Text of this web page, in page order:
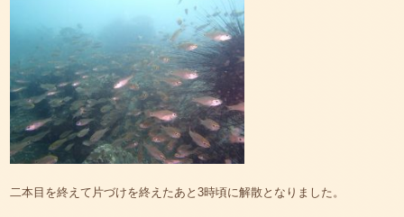
二本目を終えて片づけを終えたあと3時頃に解散となりました。